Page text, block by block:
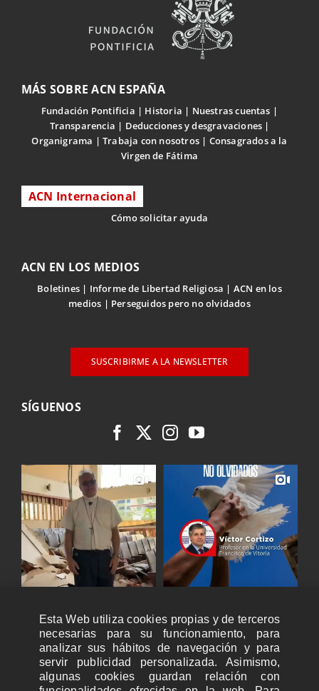
MÁS SOBRE ACN ESPAÑA
Fundación Pontificia Historia
Nuestras cuentas
Transparencia
Deducciones y desgravaciones
Organigrama
Trabaja con nosotros
Consagrados a la
Virgen de Fátima
ACN Internacional
Cómo solicitar ayuda
ACN EN LOS MEDIOS
Boletines Informe de Libertad Religiosa
ACN en los
medios
Perseguidos pero no olvidados
SUSCRIBIRME A LA NEWSLETTER
SÍGUENOS
Esta Web utiliza cookies propias y de terceros
necesarias para su funcionamiento, para
analizar sus hábitos de navegación y para
servir publicidad personalizada. Asimismo,
algunas cookies guardan relación con